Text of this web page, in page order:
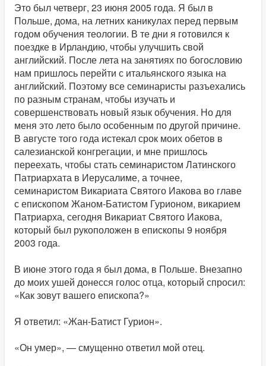
Это был четверг, 23 июня 2005 года. Я был в
Польше, дома, на летних каникулах перед первым
годом обучения теологии. В те дни я готовился к
поездке в Ирландию, чтобы улучшить свой
английский. После лета на занятиях по богословию
нам пришлось перейти с итальянского языка на
английский. Поэтому все семинаристы разъехались
по разным странам, чтобы изучать и
совершенствовать новый язык обучения. Но для
меня это лето было особенным по другой причине.
В августе того года истекал срок моих обетов в
салезианской конгрегации, и мне пришлось
переехать, чтобы стать семинаристом Латинского
Патриархата в Иерусалиме, а точнее,
семинаристом Викариата Святого Иакова во главе
с епископом Жаном-Батистом Гурионом, викарием
Патриарха, сегодня Викариат Святого Иакова,
который был рукоположен в епископы 9 ноября
2003 года.
В июне этого года я был дома, в Польше. Внезапно
до моих ушей донесся голос отца, который спросил:
«Как зовут вашего епископа?»
Я ответил: «Жан-Батист Гурион».
«Он умер», — смущенно ответил мой отец.